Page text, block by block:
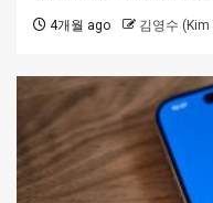
4개월 ago 김영수